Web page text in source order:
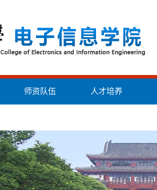
师资队伍 人才培养